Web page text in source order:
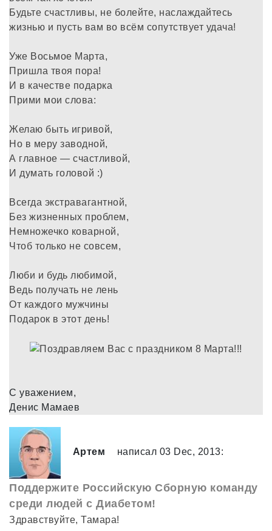
Будьте счастливы, не болейте, наслаждайтесь
жизнью и пусть вам во всём сопутствует удача!
Уже Восьмое Марта,
Пришла твоя пора!
И в качестве подарка
Прими мои слова:
Желаю быть игривой,
Но в меру заводной,
А главное — счастливой,
И думать головой :)
Всегда экстравагантной,
Без жизненных проблем,
Немножечко коварной,
Чтоб только не совсем,
Люби и будь любимой,
Ведь получать не лень
От каждого мужчины
Подарок в этот день!
С уважением,
Денис Мамаев
Артем написал 03 Dec, 2013:
Поддержите Российскую Сборную команду
среди людей с Диабетом!
Здравствуйте, Тамара!